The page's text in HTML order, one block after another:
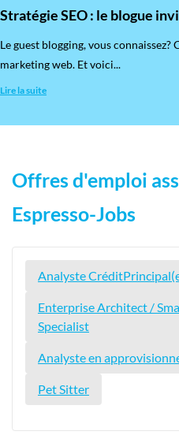
Stratégie SEO : le blogue
​Le guest blogging, vous
marketing web. Et voici...
Lire la suite
Offres d'emploi
Espresso-Jobs
Analyste
Enterprise Architect /
Specialist
Analyste en
Pet Sitter